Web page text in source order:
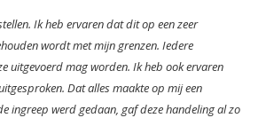
Ik heb ervaren dat dit op een zeer
wordt met mijn grenzen. Iedere
uitgevoerd mag worden. Ik heb ook ervaren
Dat alles maakte op mij een
ingreep werd gedaan, gaf deze handeling al zo